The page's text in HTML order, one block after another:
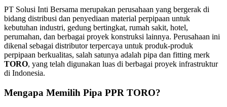
PT Solusi Inti Bersama merupakan perusahaan yang bergerak di
bidang distribusi dan penyediaan material perpipaan untuk
kebutuhan industri, gedung bertingkat, rumah sakit, hotel,
perumahan, dan berbagai proyek konstruksi lainnya. Perusahaan ini
dikenal sebagai distributor terpercaya untuk produk-produk
perpipaan berkualitas, salah satunya adalah pipa dan fitting merk
TORO, yang telah digunakan luas di berbagai proyek infrastruktur
di Indonesia.
Mengapa Memilih Pipa PPR TORO?